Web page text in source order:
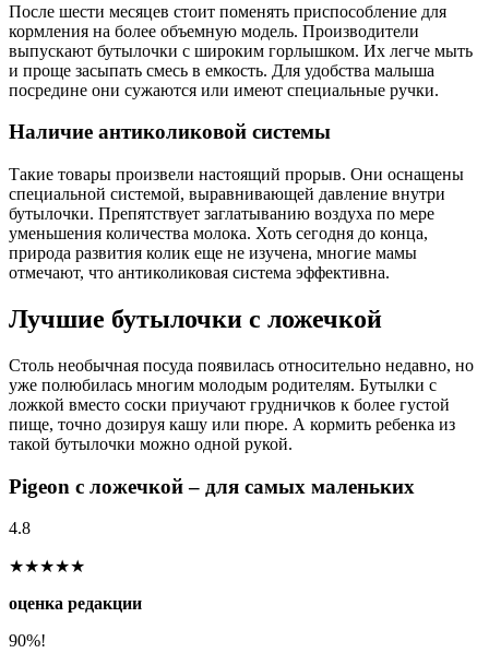
После шести месяцев стоит поменять приспособление для
кормления на более объемную модель. Производители
выпускают бутылочки с широким горлышком. Их легче мыть
и проще засыпать смесь в емкость. Для удобства малыша
посредине они сужаются или имеют специальные ручки.
Наличие антиколиковой системы
Такие товары произвели настоящий прорыв. Они оснащены
специальной системой, выравнивающей давление внутри
бутылочки. Препятствует заглатыванию воздуха по мере
уменьшения количества молока. Хоть сегодня до конца,
природа развития колик еще не изучена, многие мамы
отмечают, что антиколиковая система эффективна.
Лучшие бутылочки с ложечкой
Столь необычная посуда появилась относительно недавно, но
уже полюбилась многим молодым родителям. Бутылки с
ложкой вместо соски приучают грудничков к более густой
пище, точно дозируя кашу или пюре. А кормить ребенка из
такой бутылочки можно одной рукой.
Pigeon с ложечкой – для самых маленьких
4.8
★★★★★
оценка редакции
90%!